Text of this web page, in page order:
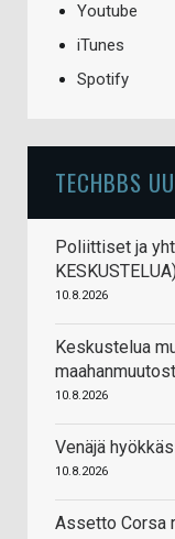
Youtube
iTunes
Spotify
TECHBBS
Poliittiset ja
10.8.2026
Keskustelua
10.8.2026
Venäjä
10.8.2026
Assetto Corsa